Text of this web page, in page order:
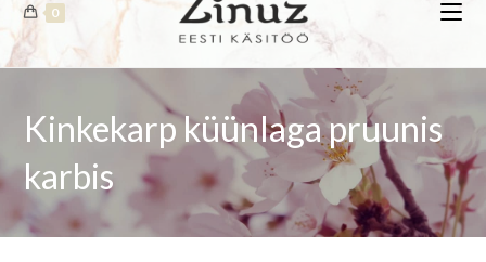
0
Kinkekarp küünlaga pruunis
karbis